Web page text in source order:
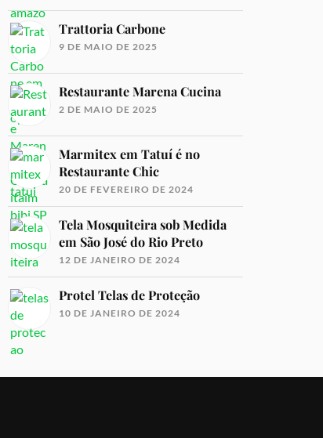
Trattoria Carbone
9 DE MAIO DE 2025
Restaurante Marena Cucina
2 DE MAIO DE 2025
Marmitex em Tatuí é no
Restaurante Chic
20 DE FEVEREIRO DE 2024
Tela Mosquiteira sob Medida
em São José do Rio Preto
12 DE JANEIRO DE 2024
Protel Telas de Proteção
10 DE JANEIRO DE 2024